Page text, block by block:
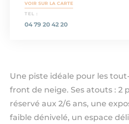
Une piste idéale pour les
front de neige. Ses atouts : 2
réservé aux 2/6 ans, une
faible dénivelé, un espace
VOIR SUR LA CARTE
TEL :
04 79 20 42 20